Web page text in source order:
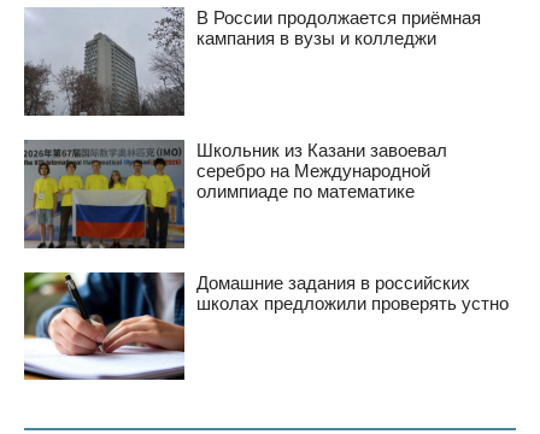
В России продолжается приёмная
кампания в вузы и колледжи
Школьник из Казани завоевал
серебро на Международной
олимпиаде по математике
Домашние задания в российских
школах предложили проверять устно